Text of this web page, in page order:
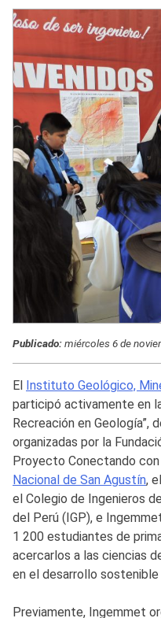
Publicado:miércoles 6 de
El Instituto Geológico,
participó activamente en
Recreación en Geología”,
organizadas por la
Proyecto Conectando con
Nacional de San Agustín,
el Colegio de Ingenieros
del Perú (IGP), e
1 200 estudiantes de
acercarlos a las ciencias
en el desarrollo sostenible
Previamente, Ingemmet